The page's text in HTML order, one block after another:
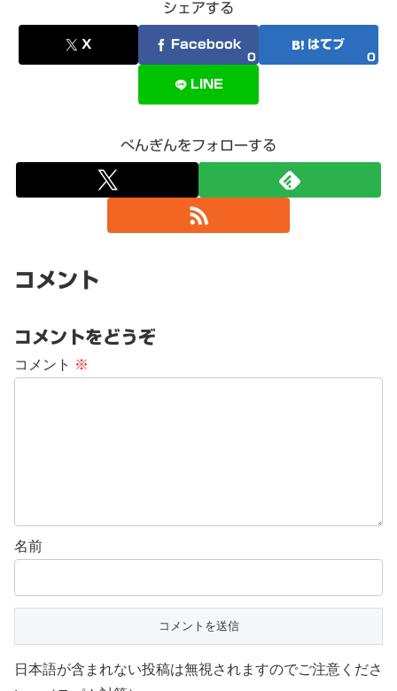
シェアする
X Facebook
0
はてブ
0
LINE
ぺんぎんをフォローする
コメント
コメントをどうぞ
コメント ※
名前
日本語が含まれない投稿は無視されますのでご注意くださ